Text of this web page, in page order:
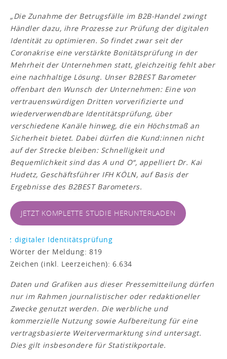
„Die Zunahme der Betrugsfälle im B2B-Handel zwingt
Händler dazu, ihre Prozesse zur Prüfung der digitalen
Identität zu optimieren. So findet zwar seit der
Coronakrise eine verstärkte Bonitätsprüfung in der
Mehrheit der Unternehmen statt, gleichzeitig fehlt aber
eine nachhaltige Lösung. Unser B2BEST Barometer
offenbart den Wunsch der Unternehmen: Eine von
vertrauenswürdigen Dritten vorverifizierte und
wiederverwendbare Identitätsprüfung, über
verschiedene Kanäle hinweg, die ein Höchstmaß an
Sicherheit bietet. Dabei dürfen die Kund:innen nicht
auf der Strecke bleiben: Schnelligkeit und
Bequemlichkeit sind das A und O“, appelliert Dr. Kai
Hudetz, Geschäftsführer IFH KÖLN, auf Basis der
Ergebnisse des B2BEST Barometers.
JETZT KOMPLETTE STUDIE HERUNTERLADEN
Wörter der Meldung: 819
Zeichen (inkl. Leerzeichen): 6.634
Daten und Grafiken aus dieser Pressemitteilung dürfen
nur im Rahmen journalistischer oder redaktioneller
Zwecke genutzt werden. Die werbliche und
kommerzielle Nutzung sowie Aufbereitung für eine
vertragsbasierte Weitervermarktung sind untersagt.
Dies gilt insbesondere für Statistikportale.